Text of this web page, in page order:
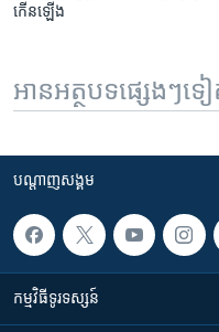
កើន​ឡើង
អានអត្ថបទផ្សេងៗទ
បណ្តាញ​សង្គម
កម្មវិធី​ទូរទស្សន៍